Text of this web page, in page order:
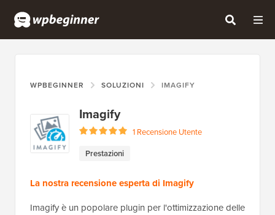
WPBEGINNER SOLUZIONI IMAGIFY
Imagify
1 Recensione Utente
Prestazioni
La nostra recensione esperta di Imagify
Imagify è un popolare plugin per l'ottimizzazione delle